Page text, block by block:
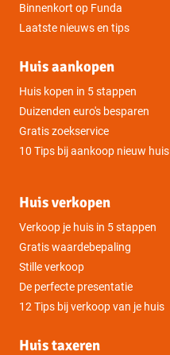
Oppervlakte
Binnenkort op Funda
Laatste nieuws en tips
Huis aankopen
Huis kopen in 5 stappen
Duizenden euro's besparen
Gratis zoekservice
10 Tips bij aankoop nieuw huis
Huis verkopen
Verkoop je huis in 5 stappen
Gratis waardebepaling
Stille verkoop
De perfecte presentatie
12 Tips bij verkoop van je huis
Huis taxeren